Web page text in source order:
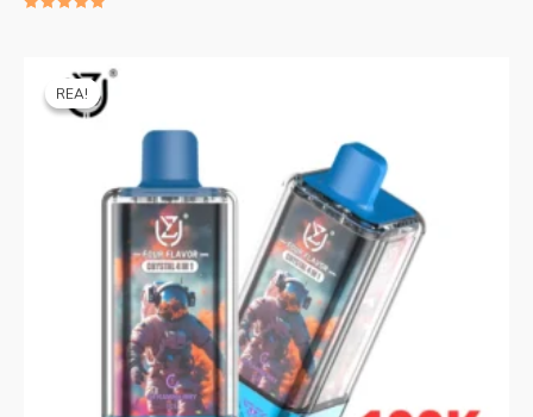
REA!
REA!
Ursprungligt
pris
var:
€28.99.
Nuvarande
pris